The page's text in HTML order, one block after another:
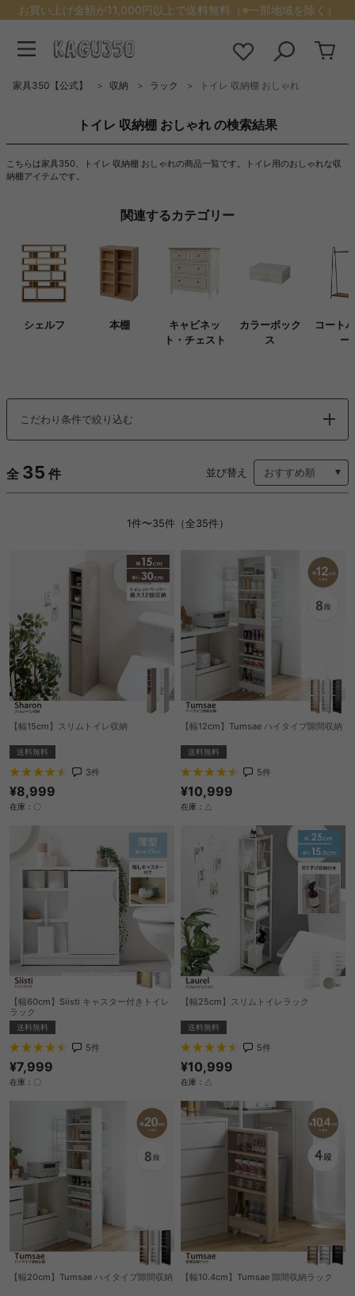
お買い上げ金額が11,000円以上で送料無料（※一部地域を除く）
家具350【公式】 収納 ラック トイレ 収納棚 おしゃれ
トイレ 収納棚 おしゃれ の検索結果
こちらは家具350、トイレ 収納棚 おしゃれの商品一覧です。トイレ用のおしゃれな収
納棚アイテムです。
関連するカテゴリー
シェルフ 本棚
キャビネッ
ト・チェスト
カラーボック
ス
コート
ー
こだわり条件で絞り込む
全 35 件 並び替え
1件〜35件（全35件）
【幅15cm】スリムトイレ収納
送料無料
3件
¥8,999
在庫：〇
【幅12cm】Tumsae ハイタイプ隙間収納
送料無料
5件
¥10,999
在庫：△
【幅60cm】Siisti キャスター付きトイレ
ラック
送料無料
5件
¥7,999
在庫：〇
【幅25cm】スリムトイレラック
送料無料
5件
¥10,999
在庫：△
【幅20cm】Tumsae ハイタイプ隙間収納 【幅10.4cm】Tumsae 隙間収納ラック